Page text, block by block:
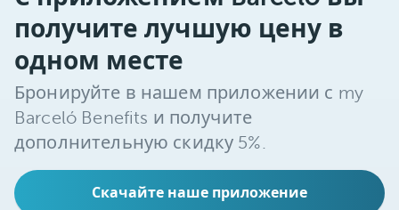
получите лучшую цену в
одном месте
Бронируйте в нашем приложении с my
Barceló Benefits и получите
дополнительную скидку 5%.
Скачайте наше приложение